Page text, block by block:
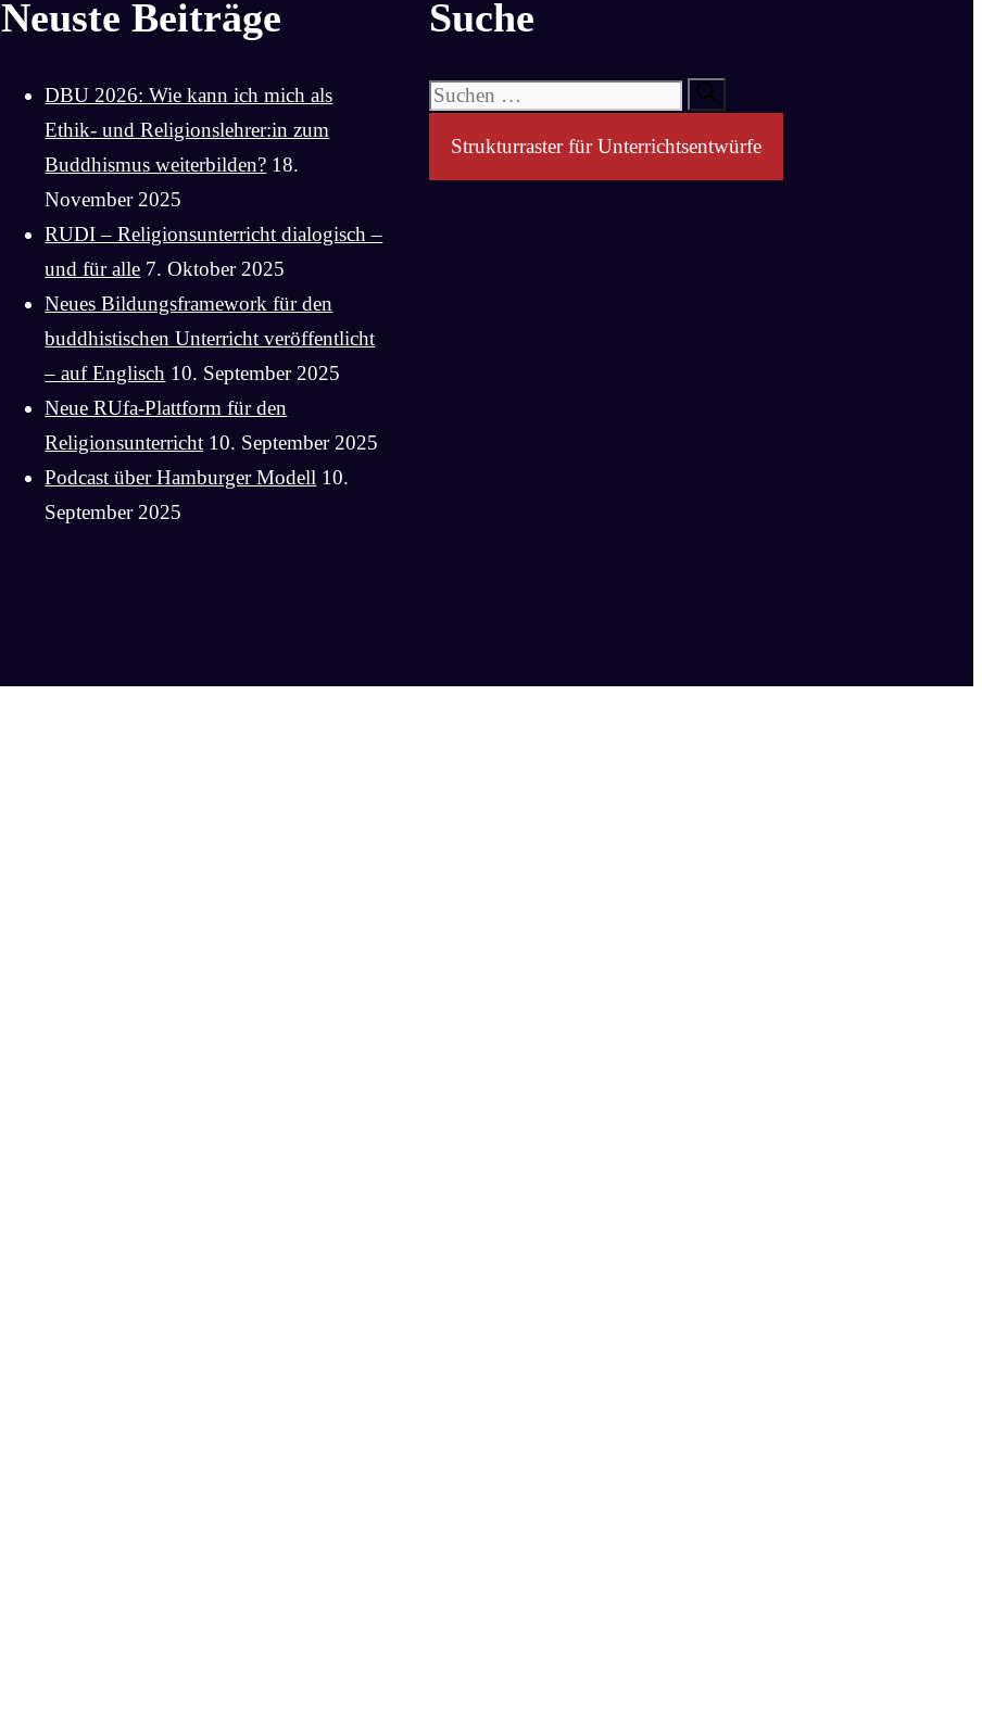
Neuste Beiträge
DBU 2026: Wie kann ich mich als
Ethik- und Religionslehrer:in zum
Buddhismus weiterbilden? 18.
November 2025
RUDI – Religionsunterricht dialogisch –
und für alle 7. Oktober 2025
Neues Bildungsframework für den
buddhistischen Unterricht veröffentlicht
– auf Englisch 10. September 2025
Neue RUfa-Plattform für den
Religionsunterricht 10. September 2025
Podcast über Hamburger Modell 10.
September 2025
Suche
Suchen
Strukturraster für Unterrichtsentwürfe